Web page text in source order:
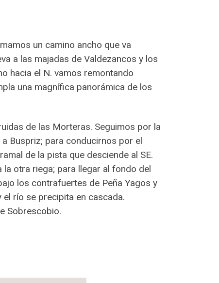
un camino ancho que va
a las majadas de Valdezancos y los
hacia el N. vamos remontando
una magnífica panorámica de los
de las Morteras. Seguimos por la
Buspriz; para conducirnos por el
de la pista que desciende al SE.
la otra riega; para llegar al fondo del
los contrafuertes de Peña Yagos y
río se precipita en cascada.
Sobrescobio.